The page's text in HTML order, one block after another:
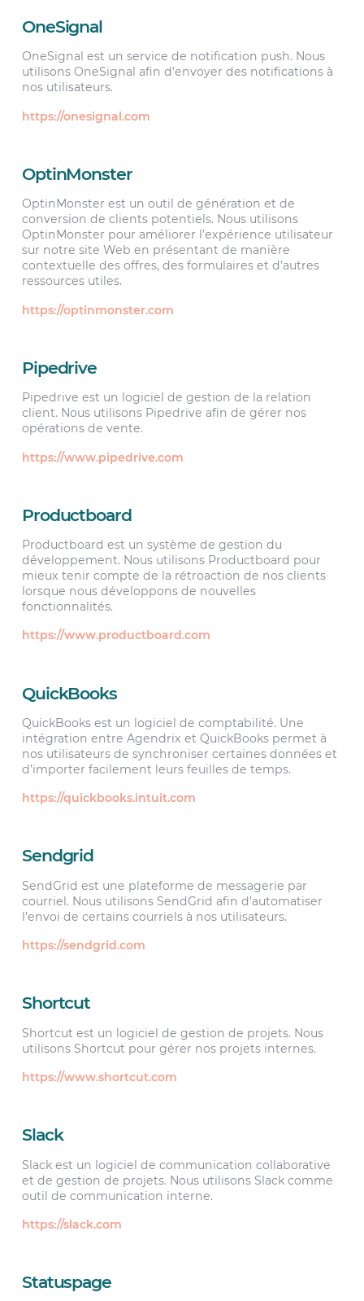
OneSignal
OneSignal est un service de notification push. Nous
utilisons OneSignal afin d’envoyer des notifications à
nos utilisateurs.
https://onesignal.com
OptinMonster
OptinMonster est un outil de génération et de
conversion de clients potentiels. Nous utilisons
OptinMonster pour améliorer l’expérience utilisateur
sur notre site Web en présentant de manière
contextuelle des offres, des formulaires et d’autres
ressources utiles.
https://optinmonster.com
Pipedrive
Pipedrive est un logiciel de gestion de la relation
client. Nous utilisons Pipedrive afin de gérer nos
opérations de vente.
https://www.pipedrive.com
Productboard
Productboard est un système de gestion du
développement. Nous utilisons Productboard pour
mieux tenir compte de la rétroaction de nos clients
lorsque nous développons de nouvelles
fonctionnalités.
https://www.productboard.com
QuickBooks
QuickBooks est un logiciel de comptabilité. Une
intégration entre Agendrix et QuickBooks permet à
nos utilisateurs de synchroniser certaines données et
d’importer facilement leurs feuilles de temps.
https://quickbooks.intuit.com
Sendgrid
SendGrid est une plateforme de messagerie par
courriel. Nous utilisons SendGrid afin d’automatiser
l’envoi de certains courriels à nos utilisateurs.
https://sendgrid.com
Shortcut
Shortcut est un logiciel de gestion de projets. Nous
utilisons Shortcut pour gérer nos projets internes.
https://www.shortcut.com
Slack
Slack est un logiciel de communication collaborative
et de gestion de projets. Nous utilisons Slack comme
outil de communication interne.
https://slack.com
Statuspage